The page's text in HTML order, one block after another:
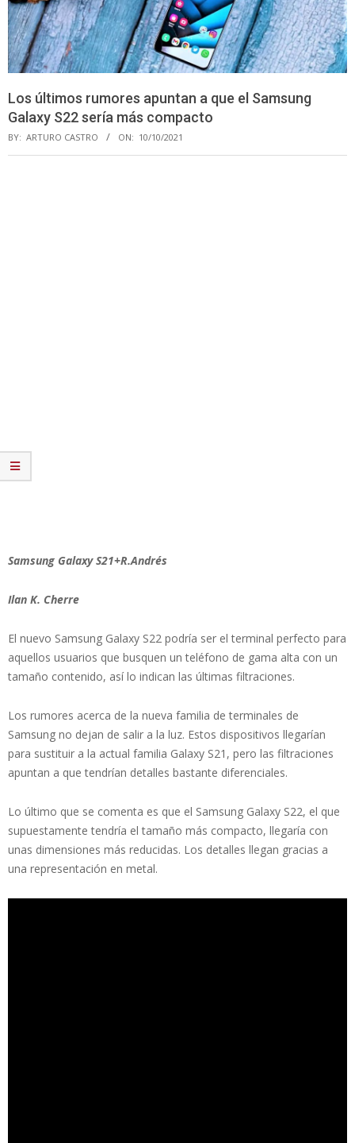
Los últimos rumores apuntan a que el Samsung
Galaxy S22 sería más compacto
BY: ARTURO CASTRO ON: 10/10/2021
Samsung Galaxy S21+R.Andrés
Ilan K. Cherre
El nuevo Samsung Galaxy S22 podría ser el terminal perfecto para
aquellos usuarios que busquen un teléfono de gama alta con un
tamaño contenido, así lo indican las últimas filtraciones.
Los rumores acerca de la nueva familia de terminales de
Samsung no dejan de salir a la luz. Estos dispositivos llegarían
para sustituir a la actual familia Galaxy S21, pero las filtraciones
apuntan a que tendrían detalles bastante diferenciales.
Lo último que se comenta es que el Samsung Galaxy S22, el que
supuestamente tendría el tamaño más compacto, llegaría con
unas dimensiones más reducidas. Los detalles llegan gracias a
una representación en metal.